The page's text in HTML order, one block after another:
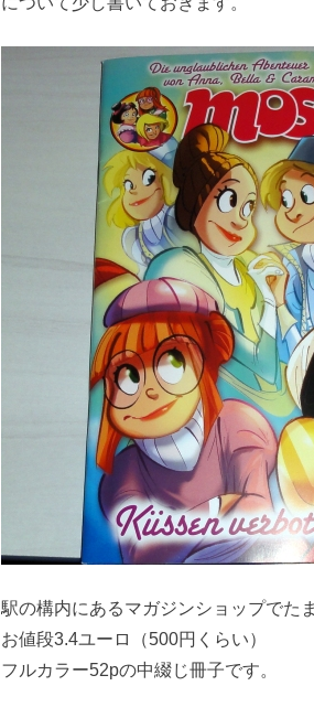
駅の構内にあるマガジンショップでた
お値段3.4ユーロ（500円くらい）
フルカラー52pの中綴じ冊子です。